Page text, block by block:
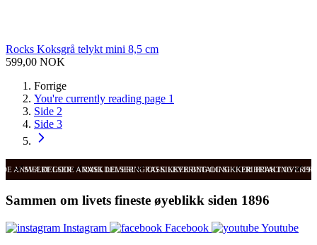
Rocks Koksgrå telykt mini 8,5 cm
599,00 NOK
Forrige
You're currently reading page 1
Side 2
Side 3
ANMELDELSER RASK LEVERING OG SIKKER BETALING FRI FRAKT OVER
SVÆRT GODE ANMELDELSER RASK LEVERING OG SIKKER BETALING
Sammen om livets fineste øyeblikk siden 1896
Instagram Facebook
Youtube